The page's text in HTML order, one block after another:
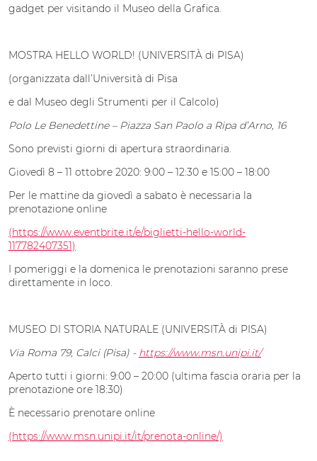
gadget per visitando il Museo della Grafica.
MOSTRA HELLO WORLD! (UNIVERSITÀ di PISA)
(organizzata dall’Università di Pisa
e dal Museo degli Strumenti per il Calcolo)
Polo Le Benedettine – Piazza San Paolo a Ripa d’Arno, 16
Sono previsti giorni di apertura straordinaria.
Giovedì 8 – 11 ottobre 2020: 9:00 – 12:30 e 15:00 – 18:00
Per le mattine da giovedì a sabato è necessaria la
prenotazione online
(https://www.eventbrite.it/e/biglietti-hello-world-
117782407351)
I pomeriggi e la domenica le prenotazioni saranno prese
direttamente in loco.
MUSEO DI STORIA NATURALE (UNIVERSITÀ di PISA)
Via Roma 79, Calci (Pisa) - https://www.msn.unipi.it/
Aperto tutti i giorni: 9:00 – 20:00 (ultima fascia oraria per la
prenotazione ore 18:30)
È necessario prenotare online
(https://www.msn.unipi.it/it/prenota-online/)